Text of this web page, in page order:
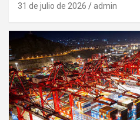
31 de julio de 2026 admin